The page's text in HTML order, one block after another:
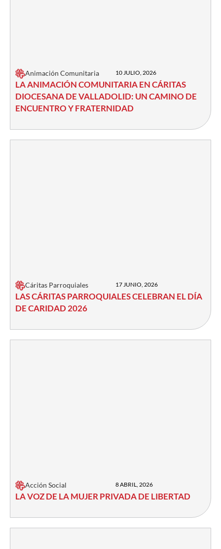
Animación Comunitaria 10 JULIO, 2026
LA ANIMACIÓN COMUNITARIA EN CÁRITAS
DIOCESANA DE VALLADOLID: UN CAMINO DE
ENCUENTRO Y FRATERNIDAD
Cáritas Parroquiales 17 JUNIO, 2026
LAS CÁRITAS PARROQUIALES CELEBRAN EL DÍA
DE CARIDAD 2026
Acción Social 8 ABRIL, 2026
LA VOZ DE LA MUJER PRIVADA DE LIBERTAD